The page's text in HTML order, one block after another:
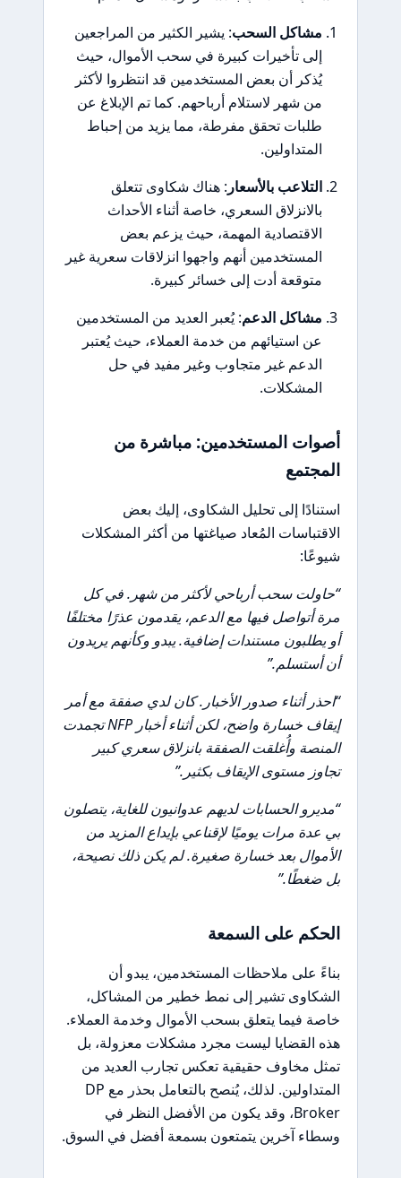
مشاكل السحب: يشير الكثير من المراجعين
إلى تأخيرات كبيرة في سحب الأموال، حيث
يُذكر أن بعض المستخدمين قد انتظروا لأكثر
من شهر لاستلام أرباحهم. كما تم الإبلاغ عن
طلبات تحقق مفرطة، مما يزيد من إحباط
المتداولين.
التلاعب بالأسعار: هناك شكاوى تتعلق
بالانزلاق السعري، خاصة أثناء الأحداث
الاقتصادية المهمة، حيث يزعم بعض
المستخدمين أنهم واجهوا انزلاقات سعرية غير
متوقعة أدت إلى خسائر كبيرة.
مشاكل الدعم: يُعبر العديد من المستخدمين
عن استيائهم من خدمة العملاء، حيث يُعتبر
الدعم غير متجاوب وغير مفيد في حل
المشكلات.
أصوات المستخدمين: مباشرة من
المجتمع
استنادًا إلى تحليل الشكاوى، إليك بعض
الاقتباسات المُعاد صياغتها من أكثر المشكلات
شيوعًا:
“حاولت سحب أرباحي لأكثر من شهر. في كل
مرة أتواصل فيها مع الدعم، يقدمون عذرًا مختلفًا
أو يطلبون مستندات إضافية. يبدو وكأنهم يريدون
أن أستسلم.”
“احذر أثناء صدور الأخبار. كان لدي صفقة مع أمر
إيقاف خسارة واضح، لكن أثناء أخبار NFP تجمدت
المنصة وأُغلقت الصفقة بانزلاق سعري كبير
تجاوز مستوى الإيقاف بكثير.”
“مديرو الحسابات لديهم عدوانيون للغاية، يتصلون
بي عدة مرات يوميًا لإقناعي بإيداع المزيد من
الأموال بعد خسارة صغيرة. لم يكن ذلك نصيحة،
بل ضغطًا.”
الحكم على السمعة
بناءً على ملاحظات المستخدمين، يبدو أن
الشكاوى تشير إلى نمط خطير من المشاكل،
خاصة فيما يتعلق بسحب الأموال وخدمة العملاء.
هذه القضايا ليست مجرد مشكلات معزولة، بل
تمثل مخاوف حقيقية تعكس تجارب العديد من
المتداولين. لذلك، يُنصح بالتعامل بحذر مع DP
Broker، وقد يكون من الأفضل النظر في
وسطاء آخرين يتمتعون بسمعة أفضل في السوق.